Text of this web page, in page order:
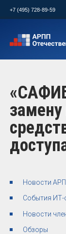
+7 (495) 728-89-59
Новости
События ИТ-
Новости
Обзоры